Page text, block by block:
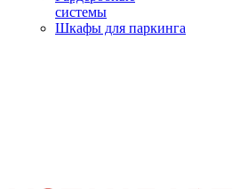
системы
Шкафы для паркинга